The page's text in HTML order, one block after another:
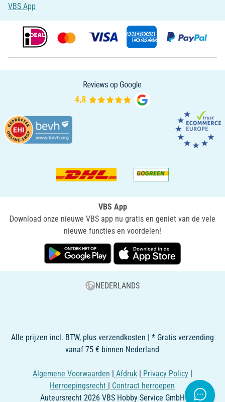
VBS App
VBS App
Download onze nieuwe VBS app nu gratis en geniet van de vele
nieuwe functies en voordelen!
NEDERLANDS
Alle prijzen incl. BTW, plus verzendkosten | * Gratis verzending
vanaf 75 € binnen Nederland
Algemene Voorwaarden | Afdruk | Privacy Policy |
Herroepingsrecht | Contract herroepen
Auteursrecht 2026 VBS Hobby Service GmbH